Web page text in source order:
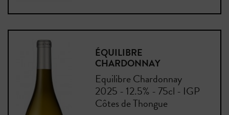
ÉQUILIBRE
CHARDONNAY
Equilibre Chardonnay
2025 - 12.5% - 75cl - IGP
Côtes de Thongue